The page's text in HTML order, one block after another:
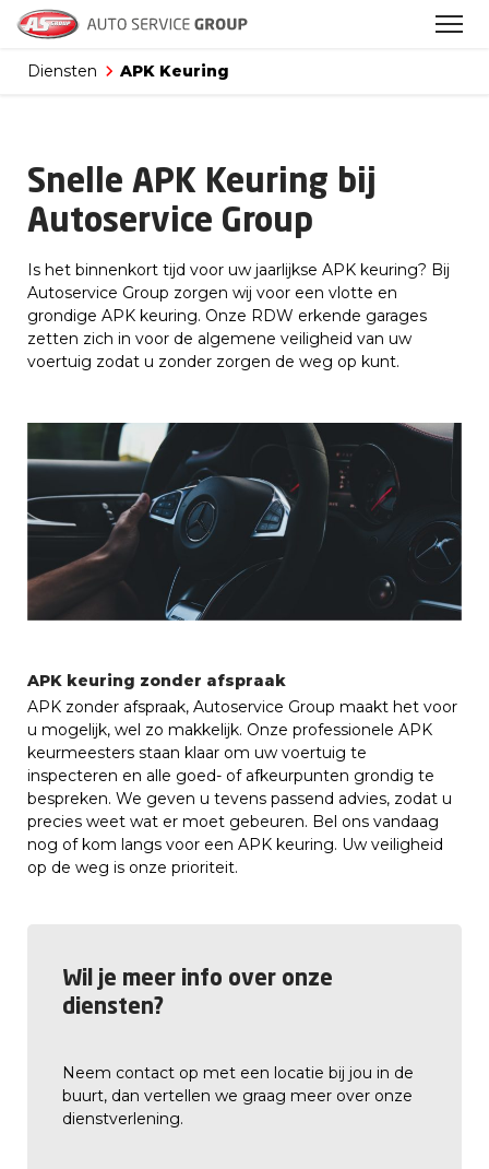
Diensten APK Keuring
Snelle APK Keuring bij
Autoservice Group
Is het binnenkort tijd voor uw jaarlijkse APK keuring? Bij
Autoservice Group zorgen wij voor een vlotte en
grondige APK keuring. Onze RDW erkende garages
zetten zich in voor de algemene veiligheid van uw
voertuig zodat u zonder zorgen de weg op kunt.
APK keuring zonder afspraak
APK zonder afspraak, Autoservice Group maakt het voor
u mogelijk, wel zo makkelijk. Onze professionele APK
keurmeesters staan klaar om uw voertuig te
inspecteren en alle goed- of afkeurpunten grondig te
bespreken. We geven u tevens passend advies, zodat u
precies weet wat er moet gebeuren. Bel ons vandaag
nog of kom langs voor een APK keuring. Uw veiligheid
op de weg is onze prioriteit.
Wil je meer info over onze
diensten?
Neem contact op met een locatie bij jou in de
buurt, dan vertellen we graag meer over onze
dienstverlening.